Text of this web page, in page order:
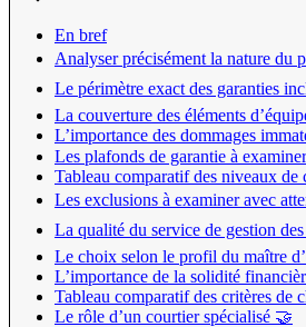
En bref
Analyser précisément la nature
Le périmètre exact des garanties
La couverture des éléments
L’importance des dommages
Les plafonds de garantie à
Tableau comparatif des niveaux de
Les exclusions à examiner avec
La qualité du service de gestion
Le choix selon le profil du maître
L’importance de la solidité
Tableau comparatif des critères de
Le rôle d’un courtier spécialisé 🤝